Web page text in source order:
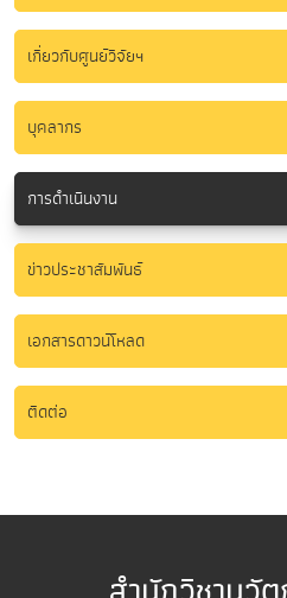
เกี่ยวกับศูนย์วิจัยฯ
บุคลากร
การดำเนินงาน
ข่าวประชาสัมพันธ์
เอกสารดาวน์โหลด
ติดต่อ